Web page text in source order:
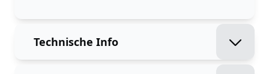
Technische Info